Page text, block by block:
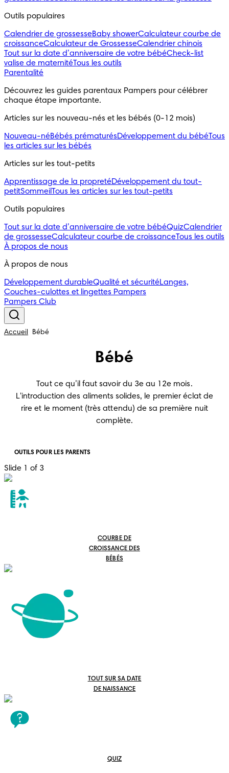
Outils populaires
Calendrier de grossesseBaby showerCalculateur courbe de
croissanceCalculateur de GrossesseCalendrier chinois
Tout sur la date d’anniversaire de votre bébéCheck-list
valise de maternitéTous les outils
Parentalité
Découvrez les guides parentaux Pampers pour célébrer
chaque étape importante.
Articles sur les nouveau-nés et les bébés (0-12 mois)
Nouveau-néBébés prématurésDéveloppement du bébéTous
les articles sur les bébés
Articles sur les tout-petits
Apprentissage de la propretéDéveloppement du tout-
petitSommeilTous les articles sur les tout-petits
Outils populaires
Tout sur la date d’anniversaire de votre bébéQuizCalendrier
de grossesseCalculateur courbe de croissanceTous les outils
À propos de nous
À propos de nous
Développement durableQualité et sécuritéLanges,
Couches-culottes et lingettes Pampers
Pampers Club
Accueil Bébé
Bébé
Tout ce qu’il faut savoir du 3e au 12e mois.
L'introduction des aliments solides, le premier éclat de
rire et le moment (très attendu) de sa première nuit
complète.
OUTILS POUR LES PARENTS
Slide 1 of 3
COURBE DE
CROISSANCE DES
BÉBÉS
TOUT SUR SA DATE
DE NAISSANCE
QUIZ